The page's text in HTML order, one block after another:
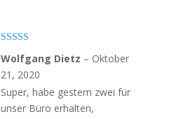
mit4von
5
Wolfgang Dietz – Oktober
21, 2020
Super, habe gestern zwei für
unser Büro erhalten,